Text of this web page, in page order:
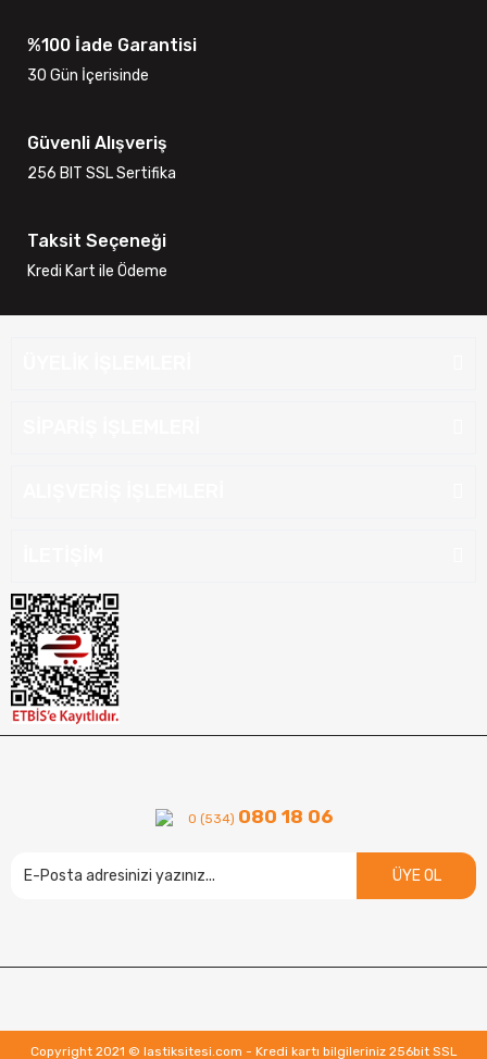
%100 İade Garantisi
30 Gün İçerisinde
Güvenli Alışveriş
256 BIT SSL Sertifika
Taksit Seçeneği
Kredi Kart ile Ödeme
0 (534) 080 18 06
ÜYE OL
Copyright 2021 © lastiksitesi.com - Kredi kartı bilgileriniz 256bit SSL